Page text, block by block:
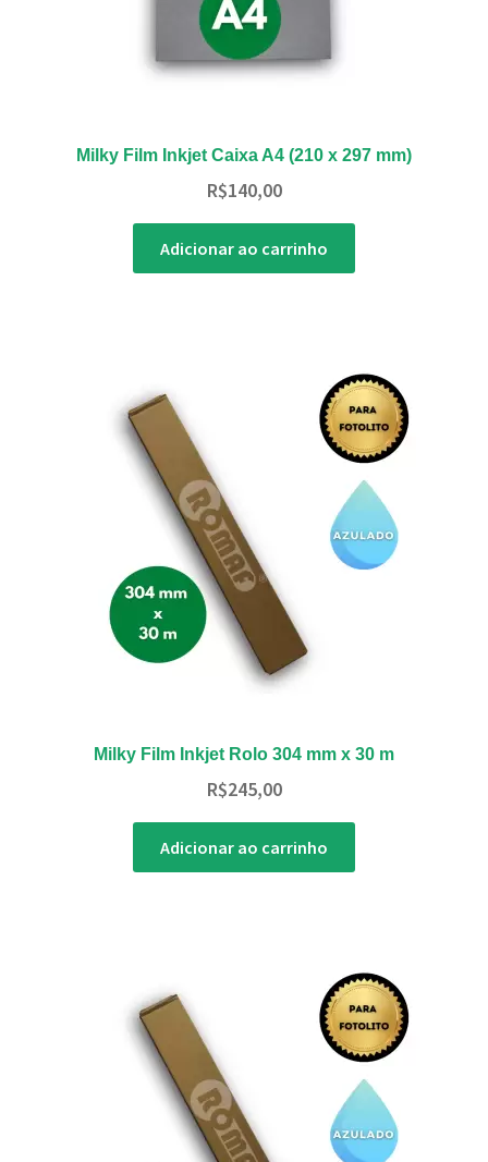
Milky Film Inkjet Caixa A4 (210 x 297 mm)
R$140,00
Adicionar ao carrinho
Milky Film Inkjet Rolo 304 mm x 30 m
R$245,00
Adicionar ao carrinho